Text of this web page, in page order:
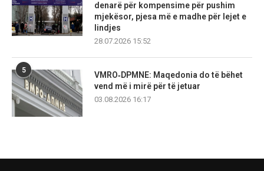
denarë për kompensime për pushim
mjekësor, pjesa më e madhe për lejet e
lindjes
28.07.2026 15:52
5
VMRO‑DPMNE: Maqedonia do të bëhet
vend më i mirë për të jetuar
03.08.2026 16:17